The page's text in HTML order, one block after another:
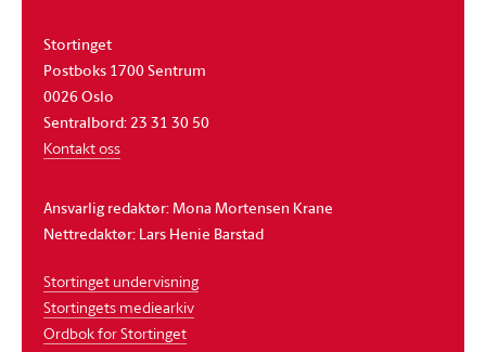
Stortinget
Postboks 1700 Sentrum
0026 Oslo
Sentralbord: 23 31 30 50
Kontakt oss
Ansvarlig redaktør: Mona Mortensen Krane
Nettredaktør: Lars Henie Barstad
Stortinget undervisning
Stortingets mediearkiv
Ordbok for Stortinget